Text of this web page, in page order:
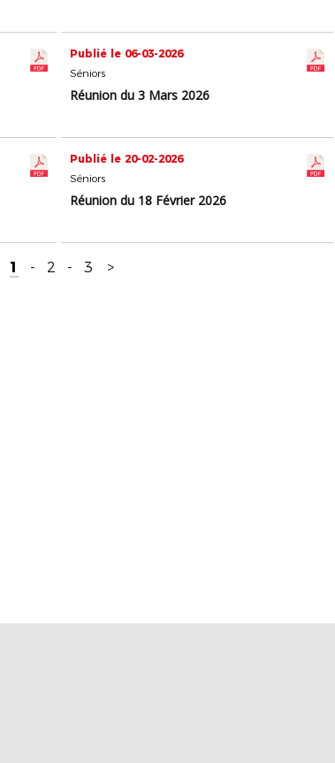
Publié le 06-03-2026
Séniors
Réunion du 3 Mars 2026
Publié le 20-02-2026
Séniors
Réunion du 18 Février 2026
1 - 2 - 3 >